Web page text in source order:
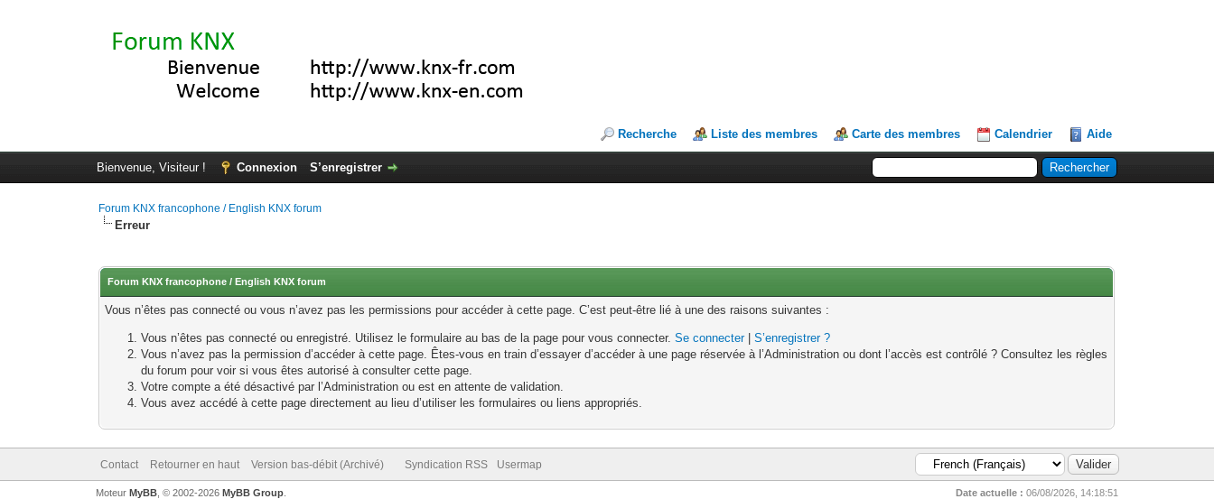
Recherche Liste des membres Carte des membres Calendrier Aide
Bienvenue, Visiteur ! Connexion S’enregistrer
Forum KNX francophone / English KNX forum
Erreur
Forum KNX francophone / English KNX forum
Vous n’êtes pas connecté ou vous n’avez pas les permissions pour accéder à cette page. C’est peut-être lié à une des raisons suivantes :
Vous n’êtes pas connecté ou enregistré. Utilisez le formulaire au bas de la page pour vous connecter.Se connecter|S’enregistrer ?
Vous n’avez pas la permission d’accéder à cette page. Êtes-vous en train d’essayer d’accéder à une page réservée à l’Administration ou dont l’accès est contrôlé ? Consultez les règles
du forum pour voir si vous êtes autorisé à consulter cette page.
Votre compte a été désactivé par l’Administration ou est en attente de validation.
Vous avez accédé à cette page directement au lieu d’utiliser les formulaires ou liens appropriés.
Contact Retourner en haut Version bas-débit (Archivé) Syndication RSS Usermap
Date actuelle : 06/08/2026, 14:18:51
Moteur MyBB, © 2002-2026 MyBB Group.